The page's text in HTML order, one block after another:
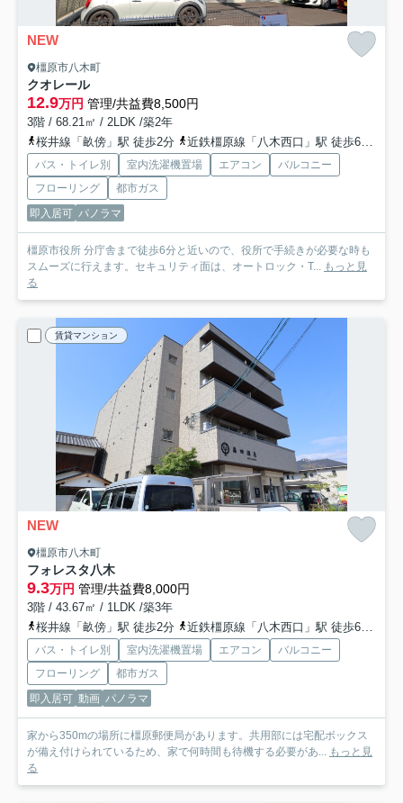
NEW
橿原市八木町
クオレール
12.9万円 管理/共益費8,500円
3階 / 68.21㎡ / 2LDK /築2年
桜井線「畝傍」駅 徒歩2分
近鉄橿原線「八木西口」駅 徒歩6分
バス・トイレ別 室内洗濯機置場 エアコン
バルコニー
フローリング
都市ガス
即入居可 パノラマ
橿原市役所 分庁舎まで徒歩6分と近いので、役所で手続きが必要な時も
スムーズに行えます。セキュリティ面は、オートロック・T...
もっと見
る
賃貸マンション
NEW
橿原市八木町
フォレスタ八木
9.3万円 管理/共益費8,000円
3階 / 43.67㎡ / 1LDK /築3年
桜井線「畝傍」駅 徒歩2分
近鉄橿原線「八木西口」駅 徒歩6分
バス・トイレ別 室内洗濯機置場 エアコン
バルコニー
フローリング
都市ガス
即入居可 動画 パノラマ
家から350mの場所に橿原郵便局があります。共用部には宅配ボックス
が備え付けられているため、家で何時間も待機する必要があ... もっと見
る